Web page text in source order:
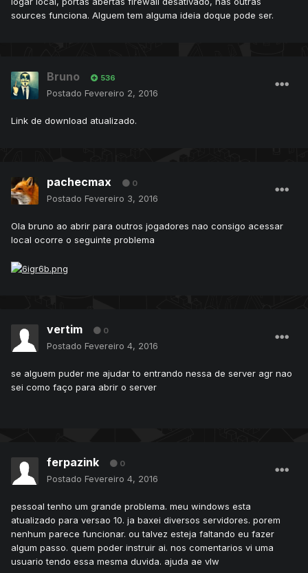
sources funciona. Alguem tem alguma ideia doque pode ser.
Bruno 536
Postado Fevereiro 2, 2016
Link de download atualizado.
pachecmax 0
Postado Fevereiro 3, 2016
Ola bruno ao abrir para outros jogadores nao consigo acessar
local ocorre o seguinte problema
vertim 0
Postado Fevereiro 4, 2016
se alguem puder me ajudar to entrando nessa de server agr nao
sei como faço para abrir o server
ferpazink 0
Postado Fevereiro 4, 2016
pessoal tenho um grande problema. meu windows esta
atualizado para versao 10. ja baxei diversos servidores. porem
nenhum parece funcionar. ou talvez esteja faltando eu fazer
algum passo. quem poder instruir ai. nos comentarios vi uma
usuario tendo essa mesma duvida. ajuda ae vlw